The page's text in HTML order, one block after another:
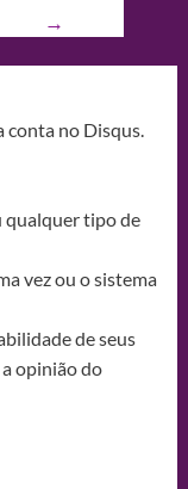
→
conta no Disqus.
qualquer tipo de
vez ou o sistema
de seus
opinião do